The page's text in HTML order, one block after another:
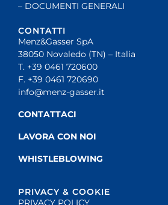
– DOCUMENTI GENERALI
CONTATTI
Menz&Gasser SpA
38050 Novaledo (TN) – Italia
T. +39 0461 720600
F. +39 0461 720690
info@menz-gasser.it
CONTATTACI
LAVORA CON NOI
WHISTLEBLOWING
PRIVACY & COOKIE
PRIVACY POLICY